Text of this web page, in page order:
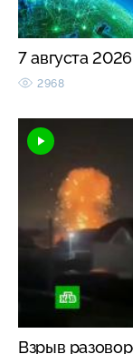
7 августа
2968
Взрыв